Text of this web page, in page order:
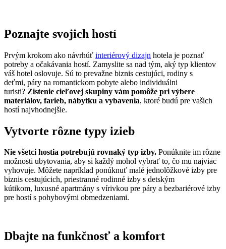
Poznajte svojich hostí
Prvým krokom ako návrhúť interiérový dizajn hotela je poznať
potreby a očakávania hostí. Zamyslite sa nad tým, aký typ klientov
váš hotel oslovuje. Sú to prevažne biznis cestujúci, rodiny s
deťmi, páry na romantickom pobyte alebo individuálni
turisti? Zistenie cieľovej skupiny vám pomôže pri výbere
materiálov, farieb, nábytku a vybavenia, ktoré budú pre vašich
hostí najvhodnejšie.
Vytvorte rôzne typy izieb
Nie všetci hostia potrebujú rovnaký typ izby. Ponúknite im rôzne
možnosti ubytovania, aby si každý mohol vybrať to, čo mu najviac
vyhovuje. Môžete napríklad ponúknuť malé jednolôžkové izby pre
biznis cestujúcich, priestranné rodinné izby s detským
kútikom, luxusné apartmány s vírivkou pre páry a bezbariérové izby
pre hostí s pohybovými obmedzeniami.
Dbajte na funkčnosť a komfort